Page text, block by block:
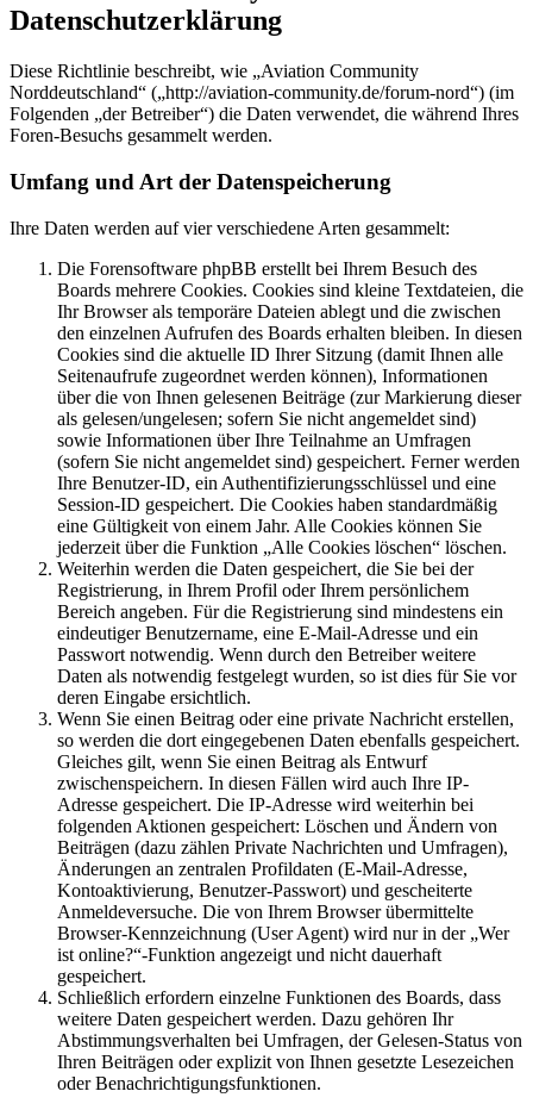
Datenschutzerklärung
Diese Richtlinie beschreibt, wie „Aviation Community
Norddeutschland“ („http://aviation-community.de/forum-nord“) (im
Folgenden „der Betreiber“) die Daten verwendet, die während Ihres
Foren-Besuchs gesammelt werden.
Umfang und Art der Datenspeicherung
Ihre Daten werden auf vier verschiedene Arten gesammelt:
Die Forensoftware phpBB erstellt bei Ihrem Besuch des
Boards mehrere Cookies. Cookies sind kleine Textdateien, die
Ihr Browser als temporäre Dateien ablegt und die zwischen
den einzelnen Aufrufen des Boards erhalten bleiben. In diesen
Cookies sind die aktuelle ID Ihrer Sitzung (damit Ihnen alle
Seitenaufrufe zugeordnet werden können), Informationen
über die von Ihnen gelesenen Beiträge (zur Markierung dieser
als gelesen/ungelesen; sofern Sie nicht angemeldet sind)
sowie Informationen über Ihre Teilnahme an Umfragen
(sofern Sie nicht angemeldet sind) gespeichert. Ferner werden
Ihre Benutzer-ID, ein Authentifizierungsschlüssel und eine
Session-ID gespeichert. Die Cookies haben standardmäßig
eine Gültigkeit von einem Jahr. Alle Cookies können Sie
jederzeit über die Funktion „Alle Cookies löschen“ löschen.
Weiterhin werden die Daten gespeichert, die Sie bei der
Registrierung, in Ihrem Profil oder Ihrem persönlichem
Bereich angeben. Für die Registrierung sind mindestens ein
eindeutiger Benutzername, eine E-Mail-Adresse und ein
Passwort notwendig. Wenn durch den Betreiber weitere
Daten als notwendig festgelegt wurden, so ist dies für Sie vor
deren Eingabe ersichtlich.
Wenn Sie einen Beitrag oder eine private Nachricht erstellen,
so werden die dort eingegebenen Daten ebenfalls gespeichert.
Gleiches gilt, wenn Sie einen Beitrag als Entwurf
zwischenspeichern. In diesen Fällen wird auch Ihre IP-
Adresse gespeichert. Die IP-Adresse wird weiterhin bei
folgenden Aktionen gespeichert: Löschen und Ändern von
Beiträgen (dazu zählen Private Nachrichten und Umfragen),
Änderungen an zentralen Profildaten (E-Mail-Adresse,
Kontoaktivierung, Benutzer-Passwort) und gescheiterte
Anmeldeversuche. Die von Ihrem Browser übermittelte
Browser-Kennzeichnung (User Agent) wird nur in der „Wer
ist online?“-Funktion angezeigt und nicht dauerhaft
gespeichert.
Schließlich erfordern einzelne Funktionen des Boards, dass
weitere Daten gespeichert werden. Dazu gehören Ihr
Abstimmungsverhalten bei Umfragen, der Gelesen-Status von
Ihren Beiträgen oder explizit von Ihnen gesetzte Lesezeichen
oder Benachrichtigungsfunktionen.